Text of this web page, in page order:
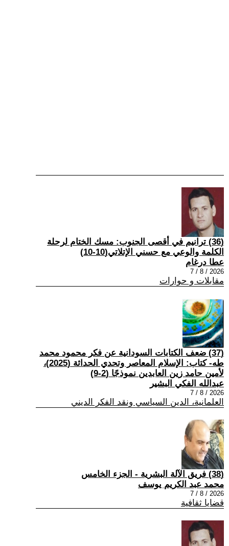
(36) ترانيم في أقصى الجنوب: مسك الختام لرحلة
الكلمة والوعي مع حسني الإتلاتي(10-10)
عطا درغام
2026 / 8 / 7
مقابلات و حوارات
(37) ضعف الكتابات السودانية عن فكر محمود محمد
طه- كتاب: الإسلام المعاصر وتحدي الحداثة (2025)،
لأمين حامد زين العابدين نموذجًا (2-9)
عبدالله الفكي البشير
2026 / 8 / 7
العلمانية، الدين السياسي ونقد الفكر الديني
(38) فريق الآلة البشرية - الجزء الخامس
محمد عبد الكريم يوسف
2026 / 8 / 7
قضايا ثقافية